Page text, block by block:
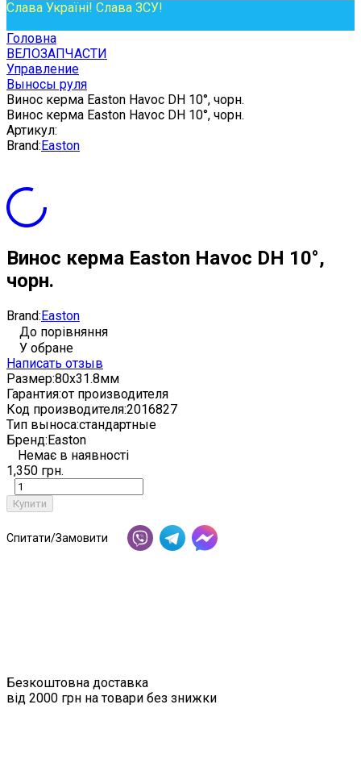
Слава Україні! Слава ЗСУ!
Головна
ВЕЛОЗАПЧАСТИ
Управление
Выносы руля
Винос керма Easton Havoc DH 10°, чорн.
Винос керма Easton Havoc DH 10°, чорн.
Артикул:
Brand:Easton
Винос керма Easton Havoc DH 10°,
чорн.
Brand:Easton
До порівняння
У обране
Написать отзыв
Размер:80х31.8мм
Гарантия:от производителя
Код производителя:2016827
Тип выноса:стандартные
Бренд:Easton
Немає в наявності
1,350 грн.
Купити
Спитати/Замовити
Безкоштовна доставка
від 2000 грн на товари без знижки